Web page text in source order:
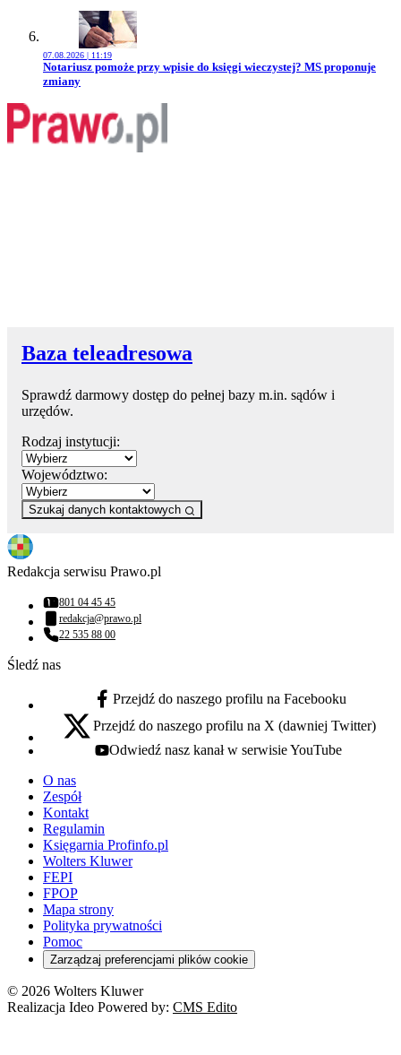
07.08.2026 | 11:19
Przejdź do artykułu:
Notariusz pomoże przy wpisie do księgi wieczystej? MS proponuje
zmiany
Baza teleadresowa
Sprawdź darmowy dostęp do pełnej bazy m.in. sądów i
urzędów.
Rodzaj instytucji:
Województwo:
Szukaj danych kontaktowych
Redakcja serwisu Prawo.pl
Numer telefonu:
801 04 45 45
Adres email:
redakcja@prawo.pl
Numer telefonu:
22 535 88 00
Śledź nas
facebook - otwiera się w nowej karcie
Przejdź do naszego profilu na Facebooku
x - otwiera się w nowej karcie
Przejdź do naszego profilu na X (dawniej Twitter)
youtube - otwiera się w nowej karcie
Odwiedź nasz kanał w serwisie YouTube
O nas
Zespół
Kontakt
Regulamin
Księgarnia Profinfo.pl
Wolters Kluwer
FEPI
FPOP
Mapa strony
Polityka prywatności
Pomoc
Zarządzaj preferencjami plików cookie
© 2026 Wolters Kluwer
Realizacja Ideo Powered by: CMS Edito